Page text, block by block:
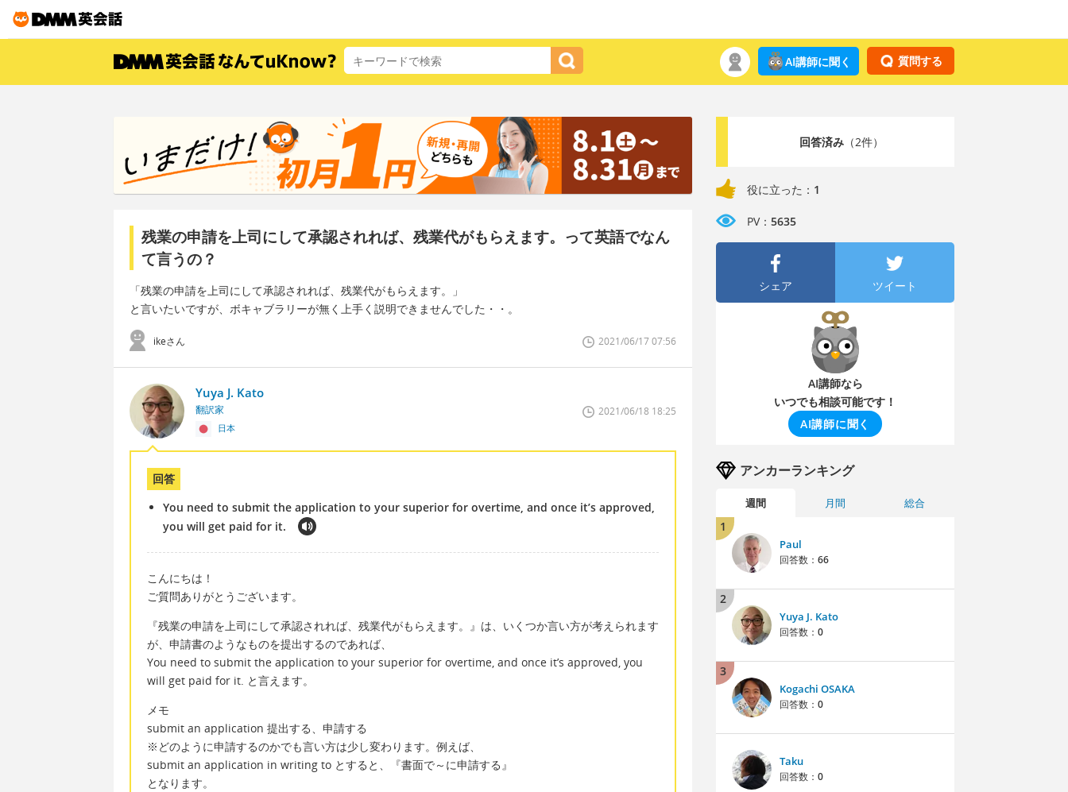
質問する
AI講師に聞く
残業の申請を上司にして承認されれば、残業代がもらえます。って英語でなん
て言うの？
「残業の申請を上司にして承認されれば、残業代がもらえます。」
と言いたいですが、ボキャブラリーが無く上手く説明できませんでした・・。
ikeさん 2021/06/17 07:56
Yuya J. Kato
翻訳家
日本
2021/06/18 18:25
回答
You need to submit the application to your superior for overtime, and once it’s approved,
you will get paid for it.
こんにちは！
ご質問ありがとうございます。
『残業の申請を上司にして承認されれば、残業代がもらえます。』は、いくつか言い方が考えられます
が、申請書のようなものを提出するのであれば、
You need to submit the application to your superior for overtime, and once it’s approved, you
will get paid for it. と言えます。
メモ
submit an application 提出する、申請する
※どのように申請するのかでも言い方は少し変わります。例えば、
submit an application in writing to とすると、『書面で～に申請する』
となります。
回答済み（2件）
役に立った： 1
PV： 5635
シェア ツイート
AI講師なら
いつでも相談可能です！
AI講師に聞く
アンカーランキング
週間 月間 総合
1
Paul
回答数： 66
2
Yuya J. Kato
回答数： 0
3
Kogachi OSAKA
回答数： 0
Taku
回答数： 0